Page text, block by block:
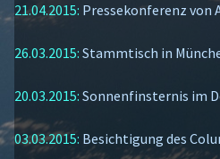
21.04.2015: Pressekonferenz von
26.03.2015: Stammtisch in
20.03.2015: Sonnenfinsternis im
03.03.2015: Besichtigung des